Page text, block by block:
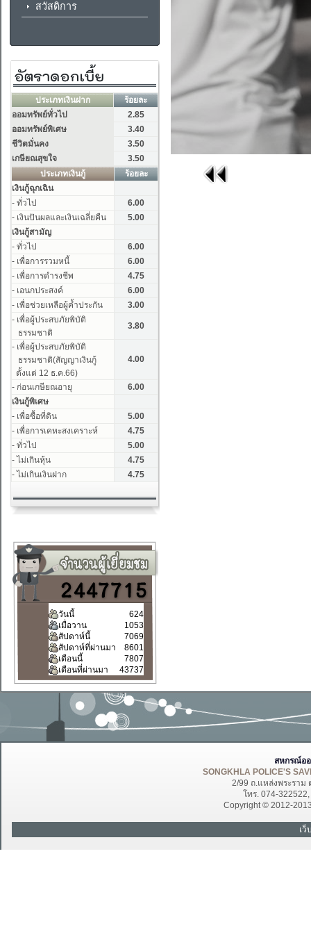
สวัสดิการ
วันนี้
624
เมื่อวาน
1053
สัปดาห์นี้
7069
สัปดาห์ที่ผ่านมา
8601
เดือนนี้
7807
เดือนที่ผ่านมา
43737
สหกรณ์อ
SONGKHLA POLICE'S
2/99 ถ.แหล่งพระราม
โทร. 074-
Copyright © 2012-
เ